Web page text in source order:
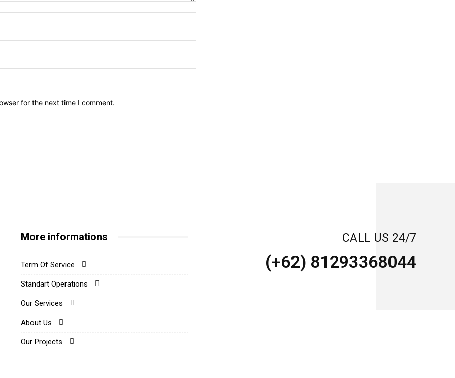
for the next time I comment.
More informations
Term Of Service
Standart Operations
Our Services
About Us
Our Projects
CALL US 24/7
(+62) 81293368044